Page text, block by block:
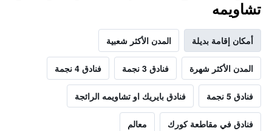
تشاويمه
أمكان إقامة بديلة المدن الأكثر شعبية
المدن الأكثر شهرة فنادق 3 نجمة فنادق 4 نجمة
فنادق 5 نجمة فنادق بايريك او تشاويمه الرائجة
فنادق في مقاطعة كورك معالم